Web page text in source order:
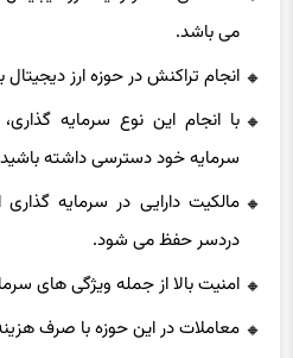
انجام تراکنش در حوزه ارز دیجیتال
با انجام این نوع سرمایه
سرمایه خود دسترسی داشته باشید.
مالکیت دارایی در سرمایه گذاری
دردسر حفظ می شود.
امنیت بالا از جمله ویژگی های
معاملات در این حوزه با صرف
اهمیت آموزش ارز دیجیتال